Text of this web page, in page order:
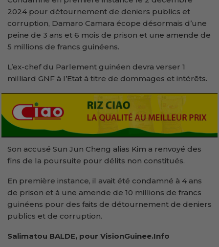
2024 pour détournement de deniers publics et
corruption, Damaro Camara écope désormais d’une
peine de 3 ans et 6 mois de prison et une amende de
5 millions de francs guinéens.
L’ex-chef du Parlement guinéen devra verser 1
milliard GNF à l’Etat à titre de dommages et intérêts.
Son accusé Sun Jun Cheng alias Kim a renvoyé des
fins de la poursuite pour délits non constitués.
En première instance, il avait été condamné à 4 ans
de prison et à une amende de 10 millions de francs
guinéens pour des faits de détournement de deniers
publics et de corruption.
Salimatou BALDE, pour VisionGuinee.Info